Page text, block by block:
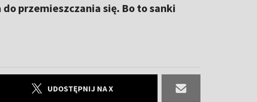
przemieszczania się. Bo to sanki
UDOSTĘPNIJ NA X